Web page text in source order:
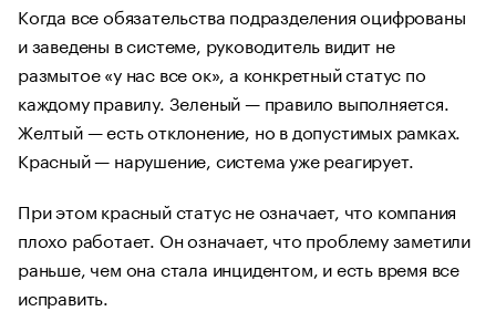
Когда все обязательства подразделения оцифрованы
и заведены в системе, руководитель видит не
размытое «у нас все ок», а конкретный статус по
каждому правилу. Зеленый — правило выполняется.
Желтый — есть отклонение, но в допустимых рамках.
Красный — нарушение, система уже реагирует.
При этом красный статус не означает, что компания
плохо работает. Он означает, что проблему заметили
раньше, чем она стала инцидентом, и есть время все
исправить.